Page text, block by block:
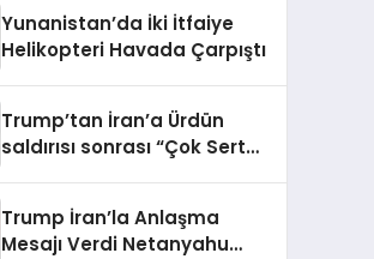
Yunanistan’da İki İtfaiye
Helikopteri Havada Çarpıştı
Trump’tan İran’a Ürdün
saldırısı sonrası “Çok Sert
Trump İran’la Anlaşma
Mesajı Verdi Netanyahu